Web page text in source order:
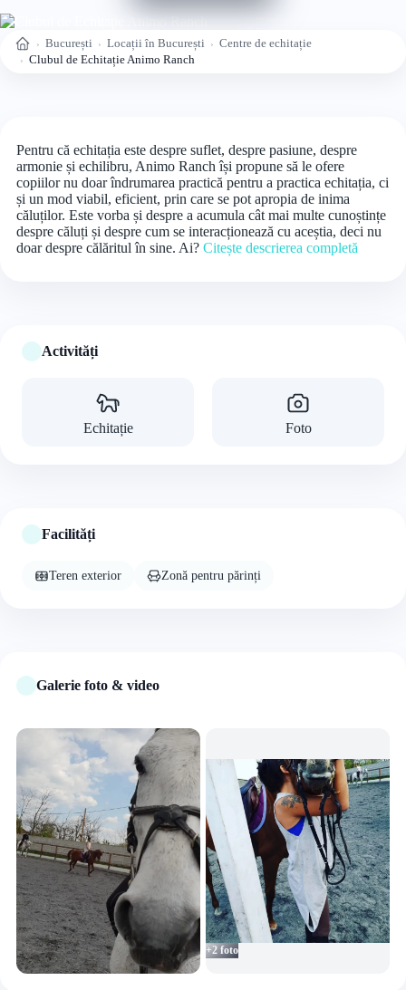
Acasă București Locații în București
Centre de echitație
Clubul de Echitație Animo Ranch
Pentru că echitația este despre suflet, despre pasiune, despre
armonie și echilibru, Animo Ranch își propune să le ofere
copiilor nu doar îndrumarea practică pentru a practica echitația, ci
și un mod viabil, eficient, prin care se pot apropia de inima
căluților. Este vorba și despre a acumula cât mai multe cunoștințe
despre căluți și despre cum se interacționează cu aceștia, deci nu
doar despre călăritul în sine. Ai? Citește descrierea completă
Activități
Echitație Foto
Facilități
Teren exterior Zonă pentru părinți
Galerie foto & video
+2 foto